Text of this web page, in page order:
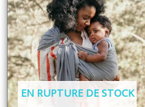
EN RUPTURE DE STOCK